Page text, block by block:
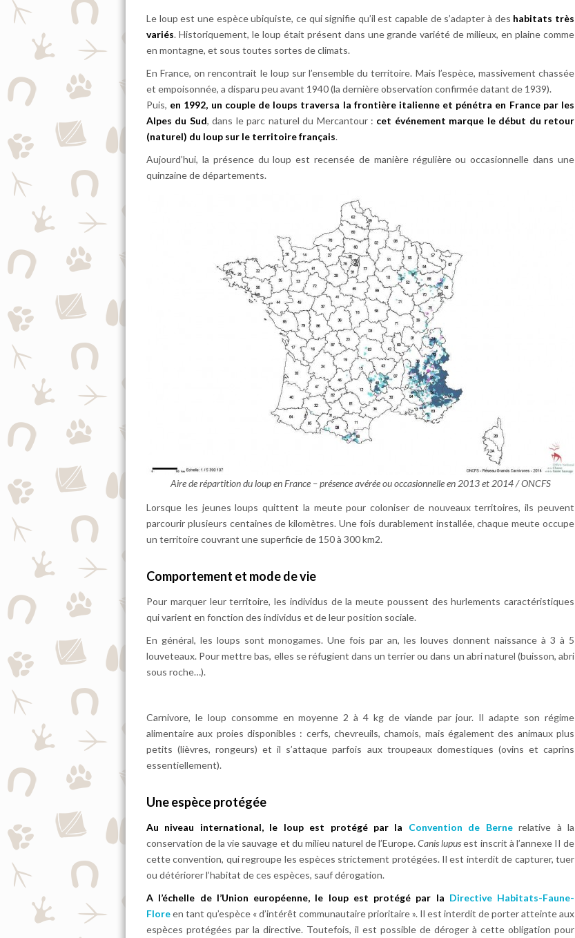
Le loup est une espèce ubiquiste, ce qui signifie qu’il est capable de s’adapter à des habitats très
variés. Historiquement, le loup était présent dans une grande variété de milieux, en plaine comme
en montagne, et sous toutes sortes de climats.
En France, on rencontrait le loup sur l’ensemble du territoire. Mais l’espèce, massivement chassée
et empoisonnée, a disparu peu avant 1940 (la dernière observation confirmée datant de 1939).
Puis, en 1992, un couple de loups traversa la frontière italienne et pénétra en France par les
Alpes du Sud, dans le parc naturel du Mercantour : cet événement marque le début du retour
(naturel) du loup sur le territoire français.
Aujourd’hui, la présence du loup est recensée de manière régulière ou occasionnelle dans une
quinzaine de départements.
Aire de répartition du loup en France – présence avérée ou occasionnelle en 2013 et 2014 /ONCFS
Lorsque les jeunes loups quittent la meute pour coloniser de nouveaux territoires, ils peuvent
parcourir plusieurs centaines de kilomètres. Une fois durablement installée, chaque meute occupe
un territoire couvrant une superficie de 150 à 300 km2.
Comportement et mode de vie
Pour marquer leur territoire, les individus de la meute poussent des hurlements caractéristiques
qui varient en fonction des individus et de leur position sociale.
En général, les loups sont monogames. Une fois par an, les louves donnent naissance à 3 à 5
louveteaux. Pour mettre bas, elles se réfugient dans un terrier ou dans un abri naturel (buisson, abri
sous roche…).
Carnivore, le loup consomme en moyenne 2 à 4 kg de viande par jour. Il adapte son régime
alimentaire aux proies disponibles : cerfs, chevreuils, chamois, mais également des animaux plus
petits (lièvres, rongeurs) et il s’attaque parfois aux troupeaux domestiques (ovins et caprins
essentiellement).
Une espèce protégée
Au niveau international, le loup est protégé par la Convention de Bernerelative à la
conservation de la vie sauvage et du milieu naturel de l’Europe.Canis lupusest inscrit à l’annexe II de
cette convention, qui regroupe les espèces strictement protégées. Il est interdit de capturer, tuer
ou détériorer l’habitat de ces espèces, sauf dérogation.
A l’échelle de l’Union européenne, le loup est protégé par la Directive Habitats-Faune-
Floreen tant qu’espèce « d’intérêt communautaire prioritaire ». Il est interdit de porter atteinte aux
espèces protégées par la directive. Toutefois, il est possible de déroger à cette obligation pour